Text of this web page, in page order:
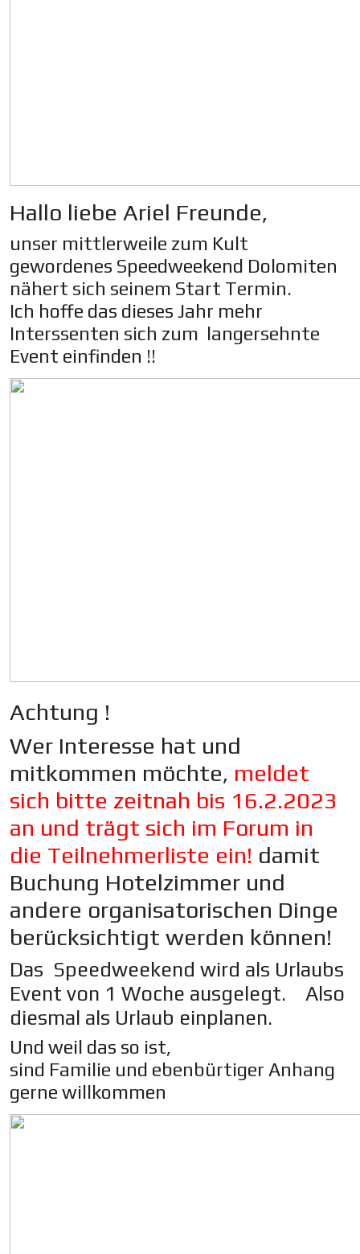
Hallo liebe Ariel Freunde,
unser mittlerweile zum Kult
gewordenes Speedweekend Dolomiten
nähert sich seinem Start Termin.
Ich hoffe das dieses Jahr mehr
Interssenten sich zum langersehnte
Event einfinden !!
Achtung !
Wer Interesse hat und
mitkommen möchte, meldet
sich bitte zeitnah bis 16.2.2023
an und trägt sich im Forum in
die Teilnehmerliste ein! damit
Buchung Hotelzimmer und
andere organisatorischen Dinge
berücksichtigt werden können!
Das Speedweekend wird als Urlaubs
Event von 1 Woche ausgelegt. Also
diesmal als Urlaub einplanen.
Und weil das so ist,
sind Familie und ebenbürtiger Anhang
gerne willkommen